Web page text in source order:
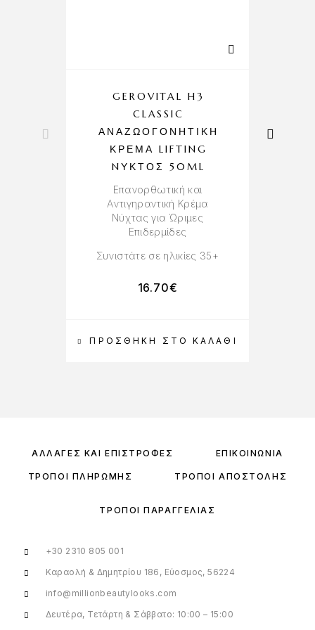
ΠΡΟΣΘΉΚΗ ΣΤΟ ΚΑΛΆΘΙ
GEROVITAL H3
CLASSIC
ΑΝΑΖΩΟΓΟΝΗΤΙΚΉ
ΚΡΈΜΑ LIFTING
NΥΚΤΌΣ 50ML
Επανορθωτική και
Αντιγηραντική Kρέμα
Νύχτας για Ώριμες
Επιδερμίδες
Συνιστάτε σε ηλικίες 35+
16.70€
ΑΛΛΑΓΈΣ ΚΑΙ ΕΠΙΣΤΡΟΦΈΣ ΕΠΙΚΟΙΝΩΝΊΑ
ΤΡΌΠΟΙ ΠΛΗΡΩΜΉΣ ΤΡΌΠΟΙ ΑΠΟΣΤΟΛΉΣ
ΤΡΌΠΟΙ ΠΑΡΑΓΓΕΛΊΑΣ
+30 2310 805 001
Καραολή & Δημητρίου 186, Εύοσμος, 56224
info@millionbeautylooks.com
Δευτέρα, Τετάρτη & Σάββατο: 10:00 – 15:00